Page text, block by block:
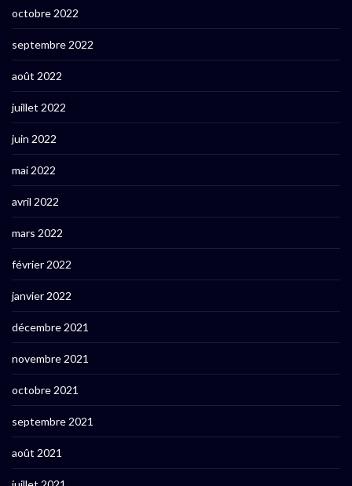
octobre 2022
septembre 2022
août 2022
juillet 2022
juin 2022
mai 2022
avril 2022
mars 2022
février 2022
janvier 2022
décembre 2021
novembre 2021
octobre 2021
septembre 2021
août 2021